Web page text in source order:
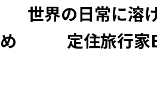
世界の日常に溶
め 定住旅行家